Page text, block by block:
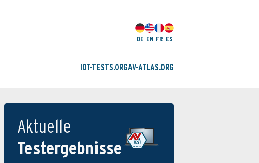
DE EN FR ES
IOT-TESTS.ORGAV-ATLAS.ORG
Aktuelle
Testergebnisse